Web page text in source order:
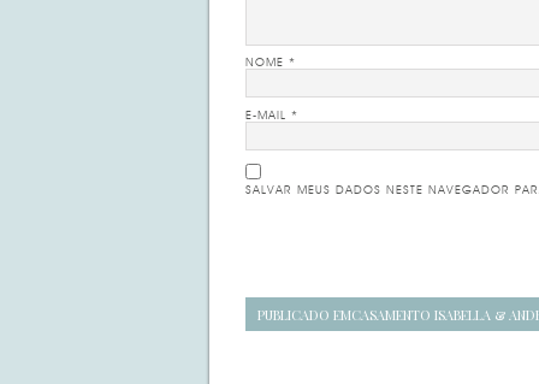
NOME *
E-MAIL *
SALVAR MEUS DADOS NESTE NAVEGADOR
Navegação
PUBLICADO EMCASAMENTO ISABELLA &